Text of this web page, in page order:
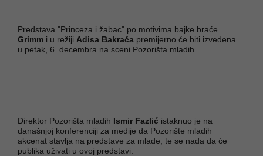
Predstava "Princeza i žabac" po motivima bajke braće
Grimm i u režiji Adisa Bakrača premijerno će biti izvedena
u petak, 6. decembra na sceni Pozorišta mladih.
Direktor Pozorišta mladih Ismir Fazlić istaknuo je na
današnjoj konferenciji za medije da Pozorište mladih
akcenat stavlja na predstave za mlade, te se nada da će
publika uživati u ovoj predstavi.